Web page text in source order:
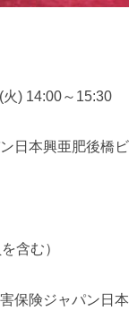
) 14:00～15:30
日本興亜肥後橋
含む）
保険ジャパン日